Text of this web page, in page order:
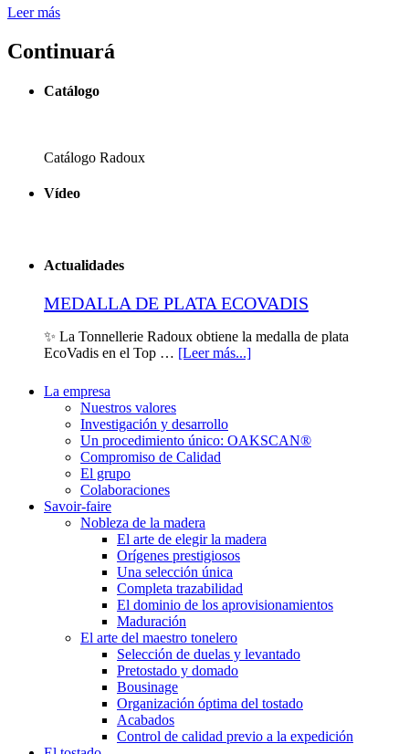
Leer más
Continuará
Catálogo
Catálogo Radoux
Vídeo
Actualidades
MEDALLA DE PLATA ECOVADIS
✨ La Tonnellerie Radoux obtiene la medalla de plata
EcoVadis en el Top … [Leer más...]
La empresa
Nuestros valores
Investigación y desarrollo
Un procedimiento único: OAKSCAN®
Compromiso de Calidad
El grupo
Colaboraciones
Savoir-faire
Nobleza de la madera
El arte de elegir la madera
Orígenes prestigiosos
Una selección única
Completa trazabilidad
El dominio de los aprovisionamientos
Maduración
El arte del maestro tonelero
Selección de duelas y levantado
Pretostado y domado
Bousinage
Organización óptima del tostado
Acabados
Control de calidad previo a la expedición